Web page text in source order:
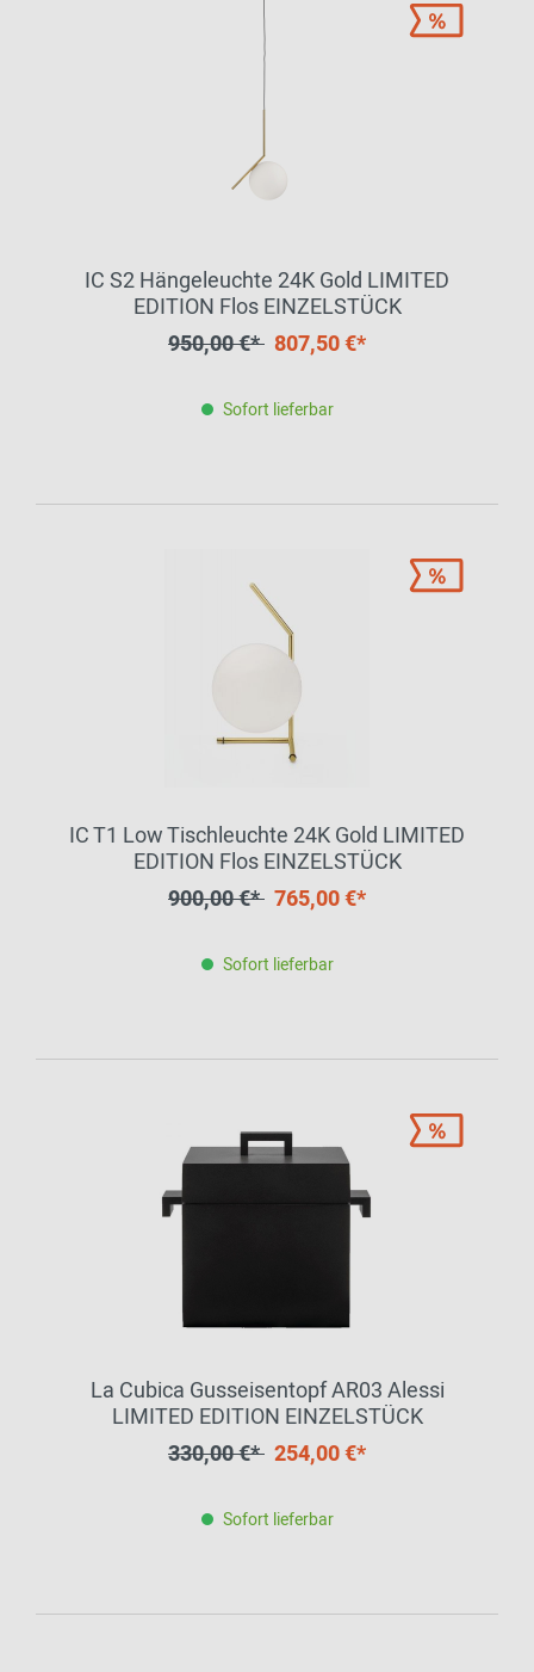
IC S2 Hängeleuchte 24K Gold LIMITED
EDITION Flos EINZELSTÜCK
950,00 €* 807,50 €*
Sofort lieferbar
IC T1 Low Tischleuchte 24K Gold LIMITED
EDITION Flos EINZELSTÜCK
900,00 €* 765,00 €*
Sofort lieferbar
La Cubica Gusseisentopf AR03 Alessi
LIMITED EDITION EINZELSTÜCK
330,00 €* 254,00 €*
Sofort lieferbar